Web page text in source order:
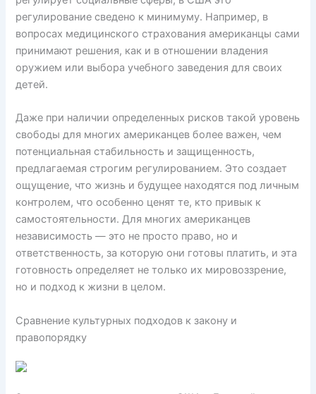
регулирование сведено к минимуму. Например, в
вопросах медицинского страхования американцы сами
принимают решения, как и в отношении владения
оружием или выбора учебного заведения для своих
детей.
Даже при наличии определенных рисков такой уровень
свободы для многих американцев более важен, чем
потенциальная стабильность и защищенность,
предлагаемая строгим регулированием. Это создает
ощущение, что жизнь и будущее находятся под личным
контролем, что особенно ценят те, кто привык к
самостоятельности. Для многих американцев
независимость — это не просто право, но и
ответственность, за которую они готовы платить, и эта
готовность определяет не только их мировоззрение,
но и подход к жизни в целом.
Сравнение культурных подходов к закону и
правопорядку